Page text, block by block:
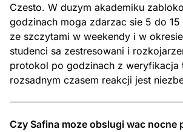
Czesto. W duzym akademiku
godzinach moga zdarzac sie 5 do
ze szczytami w weekendy i w
studenci sa zestresowani i
protokol po godzinach z weryfikacja
rozsadnym czasem reakcji jest
Czy Safina moze obslugi wac nocne